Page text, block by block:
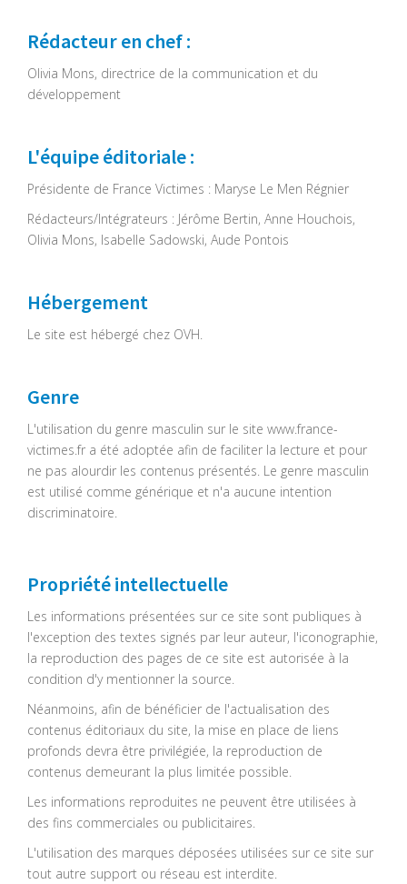
Rédacteur en chef :
Olivia Mons, directrice de la communication et du
développement
L'équipe éditoriale :
Présidente de France Victimes : Maryse Le Men Régnier
Rédacteurs/Intégrateurs : Jérôme Bertin, Anne Houchois,
Olivia Mons, Isabelle Sadowski, Aude Pontois
Hébergement
Le site est hébergé chez OVH.
Genre
L'utilisation du genre masculin sur le site www.france-
victimes.fr a été adoptée afin de faciliter la lecture et pour
ne pas alourdir les contenus présentés. Le genre masculin
est utilisé comme générique et n'a aucune intention
discriminatoire.
Propriété intellectuelle
Les informations présentées sur ce site sont publiques à
l'exception des textes signés par leur auteur, l'iconographie,
la reproduction des pages de ce site est autorisée à la
condition d'y mentionner la source.
Néanmoins, afin de bénéficier de l'actualisation des
contenus éditoriaux du site, la mise en place de liens
profonds devra être privilégiée, la reproduction de
contenus demeurant la plus limitée possible.
Les informations reproduites ne peuvent être utilisées à
des fins commerciales ou publicitaires.
L'utilisation des marques déposées utilisées sur ce site sur
tout autre support ou réseau est interdite.